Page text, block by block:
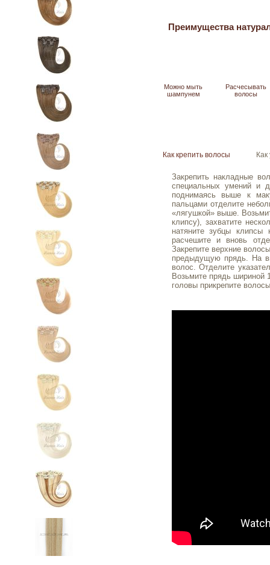
Преимущества
Можно мыть
шампунем
Расчесывать
волосы
Как крепить волосы
Закрепить накладные
специальных умений и
поднимаясь выше к
пальцами отделите
«лягушкой» выше.
клипсу), захватите
натяните зубцы
расчешите и вновь
Закрепите верхние
предыдущую прядь. На
волос. Отделите
Возьмите прядь шириной
головы прикрепите